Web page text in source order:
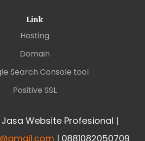
Link
Hosting
Domain
Search Console tool
Positive SSL
Website Profesional |
| 0881082050709